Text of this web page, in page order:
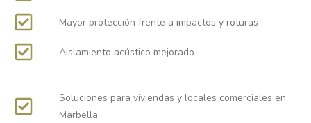
Mayor protección frente a impactos y roturas
Aislamiento acústico mejorado
Soluciones para viviendas y locales comerciales en
Marbella